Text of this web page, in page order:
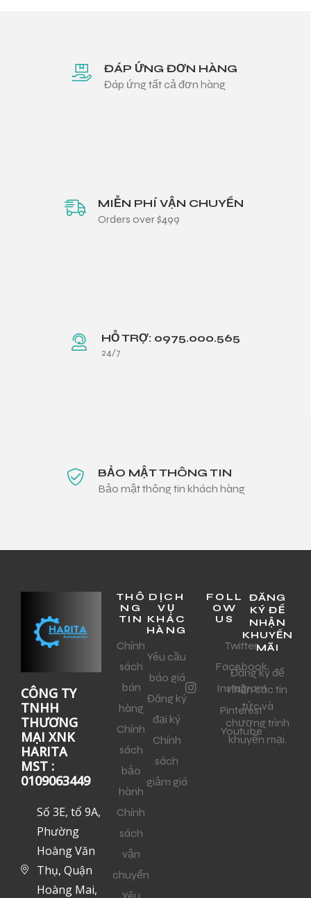
ĐÁP ỨNG ĐƠN HÀNG
Đáp ứng tất cả đơn hàng
MIỄN PHÍ VẬN CHUYỂN
Orders over $499
HỖ TRỢ: 0975.000.565
24/7
BẢO MẬT THÔNG TIN
Bảo mật thông tin khách hàng
CÔNG TY
TNHH
THƯƠNG
MẠI XNK
HARITA
MST :
0109063449
Số 3E, tổ 9A,
Phường
Hoàng Văn
Thụ, Quận
Hoàng Mai,
THÔ
NG
TIN
Chính
sách
bán
hàng
Chính
sách
bảo
hành
Chính
sách
vận
chuyển
DỊCH
VỤ
KHÁC
HÀNG
Yêu cầu
báo giá
Đăng ký
đại ký
Chính
sách
giảm giá
FOLL
OW
US
Twitter
Facebook
Instagram
Pinterest
Youtube
ĐĂNG
KÝ ĐỂ
NHẬN
KHUYẾN
MÃI
Đăng ký để
nhận các tin
tức và
chương trình
khuyến mại.